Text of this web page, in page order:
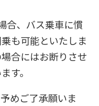
合、バス乗車に慣
も可能といたしま
合にはお断りさせ
す。
めご了承願いま